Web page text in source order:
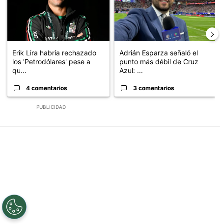
PUBLICIDAD
Erik Lira habría rechazado
los 'Petrodólares' pese a
qu...
4 comentarios
Adrián Esparza señaló el
punto más débil de Cruz
Azul: ...
3 comentarios